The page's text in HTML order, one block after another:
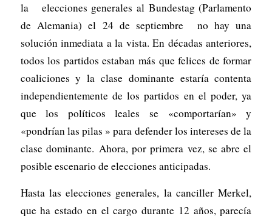
la elecciones generales al Bundestag (Parlamento
de Alemania) el 24 de septiembre no hay una
solución inmediata a la vista. En décadas anteriores,
todos los partidos estaban más que felices de formar
coaliciones y la clase dominante estaría contenta
independientemente de los partidos en el poder, ya
que los políticos leales se «comportarían» y
«pondrían las pilas » para defender los intereses de la
clase dominante. Ahora, por primera vez, se abre el
posible escenario de elecciones anticipadas.
Hasta las elecciones generales, la canciller Merkel,
que ha estado en el cargo durante 12 años, parecía